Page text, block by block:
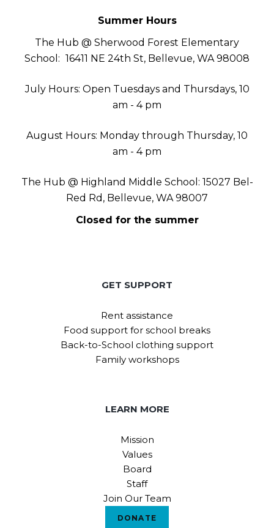
Summer Hours
The Hub @ Sherwood Forest Elementary
School: 16411 NE 24th St, Bellevue, WA 98008
July Hours: Open Tuesdays and Thursdays, 10
am - 4 pm
August Hours: Monday through Thursday, 10
am - 4 pm
The Hub @ Highland Middle School: 15027 Bel-
Red Rd, Bellevue, WA 98007
Closed for the summer
GET SUPPORT
Rent assistance
Food support for school breaks
Back-to-School clothing support
Family workshops
LEARN MORE
Mission
Values
Board
Staff
Join Our Team
DONATE